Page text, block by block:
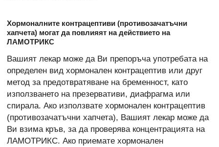
Хормоналните контрацептиви (противозачатъчни
хапчета) могат да повлияят на действието на
ЛАМОТРИКС
Вашият лекар може да Ви препоръча употребата на
определен вид хормонален контрацептив или друг
метод за предотвратяване на бременност, като
използването на презервативи, диафрагма или
спирала. Ако използвате хормонален контрацептив
(противозачатъчни хапчета), Вашият лекар може да
Ви взима кръв, за да проверява концентрацията на
ЛАМОТРИКС. Ако приемате хормонален